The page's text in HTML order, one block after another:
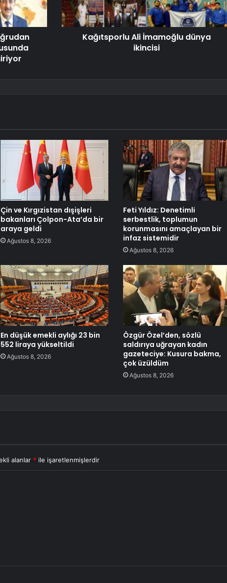
Kağıtsporlu Ali İmamoğlu dünya
ikincisi
Çin ve Kırgızistan dışişleri
bakanları Çolpon-Ata’da bir
araya geldi
Ağustos 8, 2026
Feti Yıldız: Denetimli
serbestlik, toplumun
korunmasını amaçlayan bir
infaz sistemidir
Ağustos 8, 2026
En düşük emekli aylığı 23 bin
552 liraya yükseltildi
Ağustos 8, 2026
Özgür Özel’den, sözlü
saldırıya uğrayan kadın
gazeteciye: Kusura bakma,
çok üzüldüm
Ağustos 8, 2026
alanlar * ile işaretlenmişlerdir